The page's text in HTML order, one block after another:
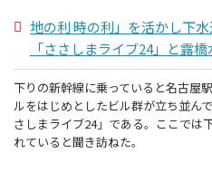
地の利 時の利」を活かし下
「ささしまライブ24」と露
下りの新幹線に乗っていると名古屋
ルをはじめとしたビル群が立ち並ん
さしまライブ24」である。ここでは
れていると聞き訪ねた。